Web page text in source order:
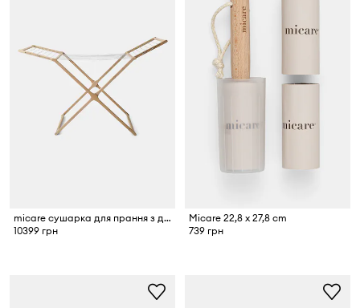
micare сушарка для прання з дубової дер
10399 грн
Micare 22,8 x 27,8 cm
739 грн